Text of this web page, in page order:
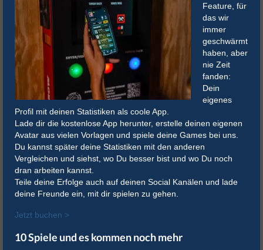
Feature, für
das wir
immer
geschwärmt
haben, aber
nie Zeit
fanden:
Dein
eigenes
Profil mit deinen Statistiken als coole App.
Lade dir die kostenlose App herunter, erstelle deinen eigenen
Avatar aus vielen Vorlagen und spiele deine Games bei uns.
Du kannst später deine Statistiken mit den anderen
Vergleichen und siehst, wo Du besser bist und wo Du noch
dran arbeiten kannst.
Teile deine Erfolge auch auf deinen Social Kanälen und lade
deine Freunde ein, mit dir spielen zu gehen.
Jetzt buchen >
10 Spiele und es kommen noch mehr